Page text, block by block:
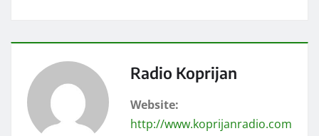
Radio Koprijan
Website:
http://www.koprijanradio.com